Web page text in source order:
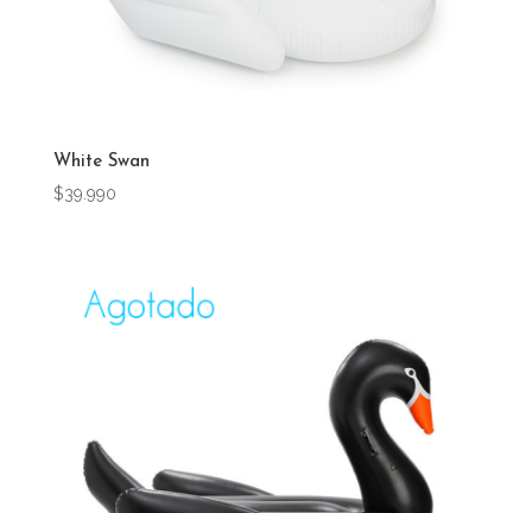
White Swan
$39.990